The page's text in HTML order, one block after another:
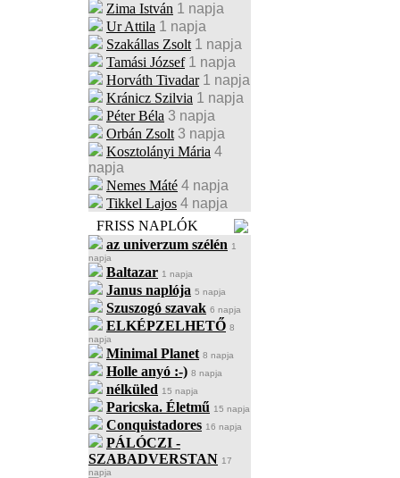
Zima István 1 napja
Ur Attila 1 napja
Szakállas Zsolt 1 napja
Tamási József 1 napja
Horváth Tivadar 1 napja
Kránicz Szilvia 1 napja
Péter Béla 3 napja
Orbán Zsolt 3 napja
Kosztolányi Mária 4
napja
Nemes Máté 4 napja
Tikkel Lajos 4 napja
FRISS NAPLÓK
az univerzum szélén 1
napja
Baltazar 1 napja
Janus naplója 5 napja
Szuszogó szavak 6 napja
ELKÉPZELHETŐ 8
napja
Minimal Planet 8 napja
Holle anyó :-) 8 napja
nélküled 15 napja
Paricska. Életmű 15 napja
Conquistadores 16 napja
PÁLÓCZI -
SZABADVERSTAN 17
napja